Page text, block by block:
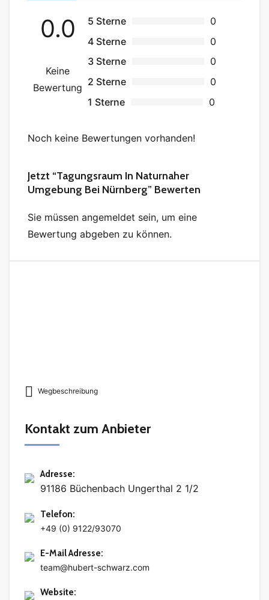
0.0
Keine
Bewertung
5 Sterne
0
4 Sterne
0
3 Sterne
0
2 Sterne
0
1 Sterne
0
Noch keine Bewertungen vorhanden!
Jetzt “Tagungsraum In Naturnaher
Umgebung Bei Nürnberg” Bewerten
Sie müssen angemeldet sein, um eine
Bewertung abgeben zu können.
Wegbeschreibung
Kontakt zum Anbieter
Adresse:
91186 Büchenbach Ungerthal 2 1/2
Telefon:
+49 (0) 9122/93070
E-Mail Adresse:
team@hubert-schwarz.com
Website: